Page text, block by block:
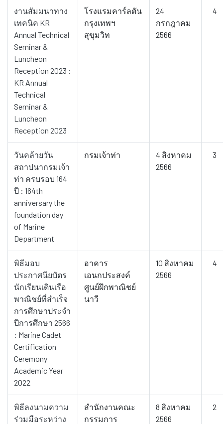
งานสัมมนาทาง
เทคนิค KR
Annual Technical
Seminar &
Luncheon
Reception 2023 :
KR Annual
Technical
Seminar &
Luncheon
Reception 2023
โรงแรมคาร์ลตัน
กรุงเทพฯ
สุขุมวิท
24
กรกฎาคม
2566
4
วันคล้ายวัน
สถาปนากรมเจ้า
ท่า ครบรอบ 164
ปี : 164th
anniversary the
foundation day
of Marine
Department
กรมเจ้าท่า
4 สิงหาคม
2566
3
พิธีมอบ
ประกาศนียบัตร
นักเรียนเดินเรือ
พาณิชย์ที่สำเร็จ
การศึกษาประจำ
ปีการศึกษา 2566
: Marine Cadet
Certification
Ceremony
Academic Year
2022
อาคาร
เอนกประสงค์
ศูนย์ฝึกพาณิชย์
นาวี
10 สิงหาคม
2566
4
พิธีลงนามความ
ร่วมมือระหว่าง
สำนักงานคณะ
กรรมการ
8 สิงหาคม
2566
2